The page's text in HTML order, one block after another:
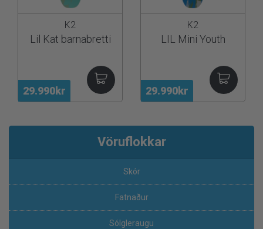
29.990kr
K2
Lil Kat barnabretti
29.990kr
K2
LIL Mini Youth
Vöruflokkar
Skór
Fatnaður
Sólgleraugu